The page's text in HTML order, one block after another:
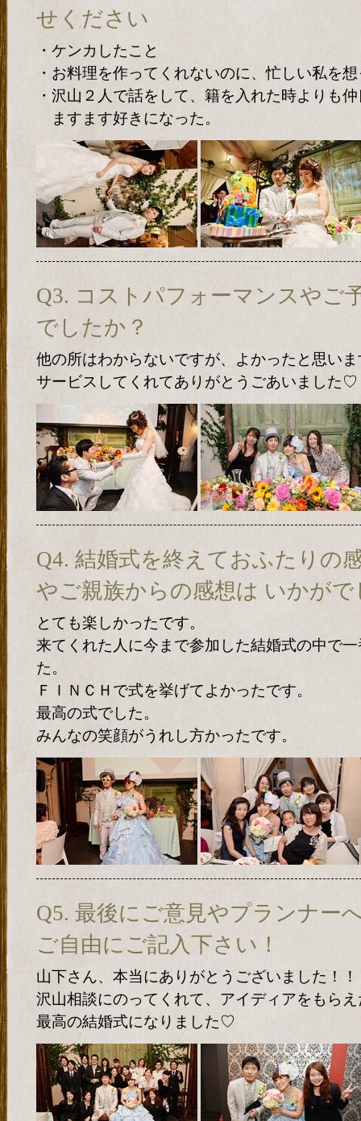
せください
・ケンカしたこと
・お料理を作ってくれないのに、忙しい私を
・沢山２人で話をして、籍を入れた時よりも
ますます好きになった。
Q3. コストパフォーマンスやご
でしたか？
他の所はわからないですが、よかったと思い
サービスしてくれてありがとうごあいました♡
Q4. 結婚式を終えておふたりの
やご親族からの感想は いかが
とても楽しかったです。
来てくれた人に今まで参加した結婚式の中で
た。
ＦＩＮＣＨで式を挙げてよかったです。
最高の式でした。
みんなの笑顔がうれし方かったです。
Q5. 最後にご意見やプランナー
ご自由にご記入下さい！
山下さん、本当にありがとうございました！！
沢山相談にのってくれて、アイディアをもら
最高の結婚式になりました♡